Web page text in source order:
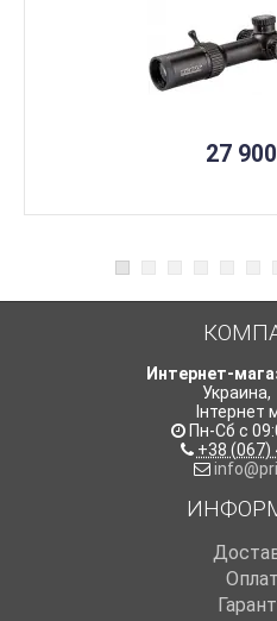
27
Интернет-
Украина,
Інтернет
Пн-Сб с
+38 (067)